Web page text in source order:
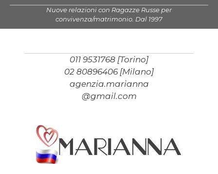
Vai
contenuto
Nuove relazioni con Ragazze Russe per
convivenza/matrimonio. Dal 1997
011 9531768 [Torino]
02 80896406 [Milano]
agenzia.marianna
@gmail.com